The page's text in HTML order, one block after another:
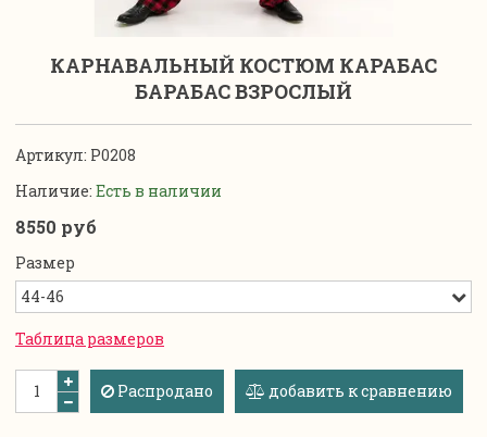
КАРНАВАЛЬНЫЙ КОСТЮМ КАРАБАС
БАРАБАС ВЗРОСЛЫЙ
Артикул: P0208
Наличие: Есть в наличии
8550 руб
Размер
Таблица размеров
Распродано добавить к сравнению